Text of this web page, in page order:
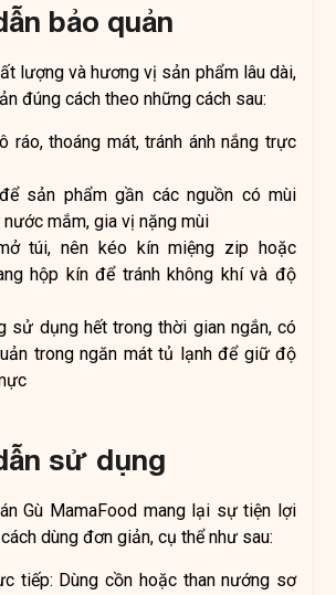
bảo quản
lượng và hương vị sản phẩm lâu dài,
đúng cách theo những cách sau:
ráo, thoáng mát, tránh ánh nắng trực
sản phẩm gần các nguồn có mùi
nước mắm, gia vị nặng mùi
túi, nên kéo kín miệng zip hoặc
hộp kín để tránh không khí và độ
sử dụng hết trong thời gian ngắn, có
trong ngăn mát tủ lạnh để giữ độ
sử dụng
Gù MamaFood mang lại sự tiện lợi
dùng đơn giản, cụ thể như sau:
tiếp: Dùng cồn hoặc than nướng sơ